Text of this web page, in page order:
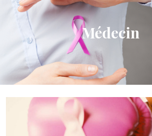
Médecin